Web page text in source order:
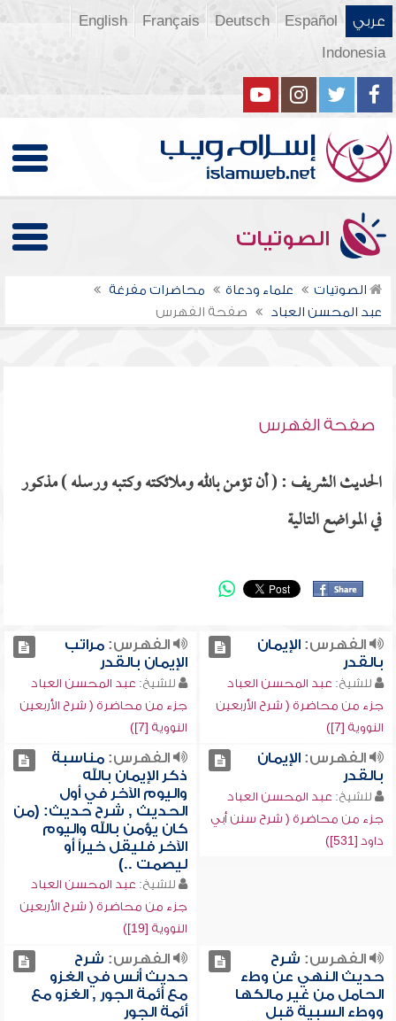
عربي Español
Deutsch
Français
English
Indonesia
الصوتيات
الصوتيات علماء ودعاة
محاضرات مفرغة
عبد المحسن العباد
صفحة الفهرس
صفحة الفهرس
الحديث الشريف : ( أن تؤمن بالله وملائكته وكتبه ورسله ) مذكور
في المواضع التالية
الفهرس:الإيمان
بالقدر
للشيخ: عبد المحسن العباد
جزء من محاضرة ( شرح الأربعين
النووية [7])
الفهرس:مراتب
الإيمان بالقدر
للشيخ: عبد المحسن العباد
جزء من محاضرة ( شرح الأربعين
النووية [7])
الفهرس:الإيمان
بالقدر
للشيخ: عبد المحسن العباد
جزء من محاضرة ( شرح سنن أبي
داود [531])
الفهرس:مناسبة
ذكر الإيمان بالله
واليوم الآخر في أول
الحديث , شرح حديث: (من
كان يؤمن بالله واليوم
الآخر فليقل خيراً أو
ليصمت ..)
للشيخ: عبد المحسن العباد
جزء من محاضرة ( شرح الأربعين
النووية [19])
الفهرس: شرح
حديث النهي عن وطء
الحامل من غير مالكها
ووطء السبية قبل
الفهرس: شرح
حديث أنس في الغزو
مع أئمة الجور , الغزو مع
أئمة الجور